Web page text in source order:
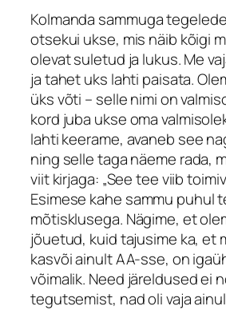
Kolmanda sammuga
otsekui ukse, mis näib kõigi
olevat suletud ja lukus. Me
ja tahet uks lahti paisata.
üks võti – selle nimi on
kord juba ukse oma
lahti keerame, avaneb see
ning selle taga näeme rada,
viit kirjaga: „See tee viib
Esimese kahe sammu puhul
mõtisklusega. Nägime, et
jõuetud, kuid tajusime ka, et
kasvõi ainult AA-sse, on
võimalik. Need järeldused ei
tegutsemist, nad oli vaja